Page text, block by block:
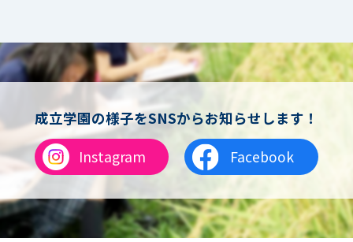
女子バスケットボール
男女バスケットボール（中学）
男子バドミントン
女子バドミントン
チアリーディング
総合格闘技
合気道
女子テニス
男子バレーボール
体操
ダンス
英会話
成立学園の様子をSNSからお知らせします！
Instagram
Facebook